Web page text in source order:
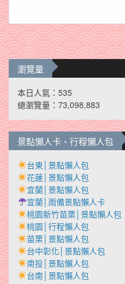
瀏覽量
本日人氣：535
總瀏覽量：73,098,883
景點懶人卡、行程懶人包
台東│景點懶人包
花蓮│景點懶人包
宜蘭│景點懶人包
宜蘭│雨備景點懶人卡
桃園新竹苗栗│景點懶人包
桃園│行程懶人包
苗栗│景點懶人包
台中彰化│景點懶人包
南投│景點懶人包
台南│景點懶人包